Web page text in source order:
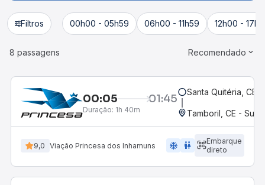
Filtros 00h00 - 05h59 06h00 - 11h59 12h00 -
8 passagens Recomendado
00:05 01:45
Duração: 1h 40m
Santa Quitéria, CE
Tamboril, CE -
9,0 Viação Princesa dos Inhamuns ac_unit wc
Embarque
direto